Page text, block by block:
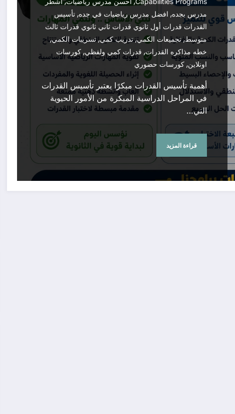
مدرس بجده, افضل مدرس رياضيات في جده, تأسيس
القدرات قدرات أول ثانوي قدرات ثاني ثانوي قدرات ثالث
متوسط,تجميعات الكمي,تدريب كمي,تسريبات الكمي,
خطه مذاكره القدرات, قدرات كمي ولفظي,كورسات
اونلاين, كورسات حضوري
أهمية تأسيس القدرات مبكرًا يعتبر تأسيس القدرات
في المراحل الدراسية المبكرة من الأمور الحيوية
التي…
قراءة المزيد